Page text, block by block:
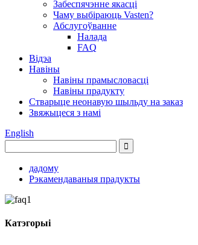
Забеспячэнне якасці
Чаму выбіраюць Vasten?
Абслугоўванне
Налада
FAQ
Відэа
Навіны
Навіны прамысловасці
Навіны прадукту
Стварыце неонавую шыльду на заказ
Звяжыцеся з намі
English
дадому
Рэкамендаваныя прадукты
Катэгорыі